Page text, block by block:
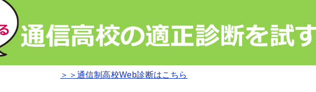
＞＞通信制高校Web診断はこちら